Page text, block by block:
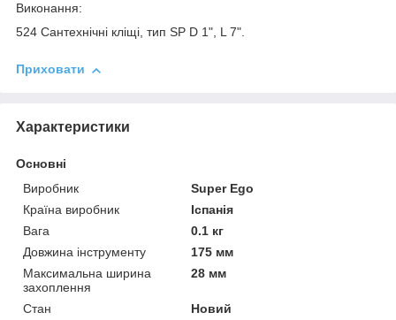
Виконання:
524 Сантехнічні кліщі, тип SP D 1", L 7".
Приховати
Характеристики
Основні
Виробник
Super Ego
Країна виробник
Іспанія
Вага
0.1 кг
Довжина інструменту
175 мм
Максимальна ширина
захоплення
28 мм
Стан
Новий